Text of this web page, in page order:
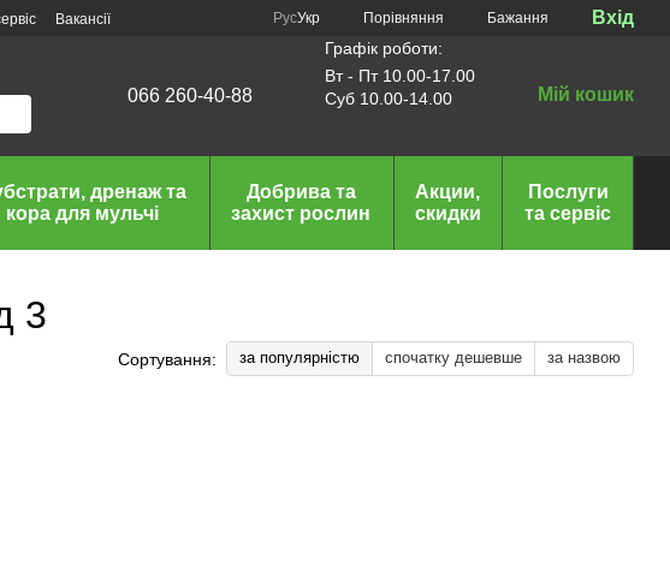
Вакансії РусУкр Порівняння Бажання Вхід
066 260-40-88
Графік роботи:
Вт - Пт 10.00-17.00
Суб 10.00-14.00
Мій кошик
дренаж та
кора для мульчі
Добрива та
захист рослин
Акции,
скидки
Послуги
та сервіс
3
Сортування: за популярністю спочатку дешевше за назвою